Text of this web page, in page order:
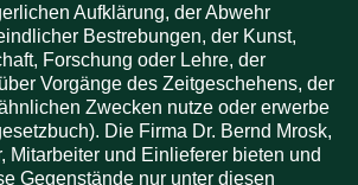
Aufklärung, der Abwehr
Bestrebungen, der Kunst,
Forschung oder Lehre, der
Vorgänge des Zeitgeschehens, der
Zwecken nutze oder erwerbe
Die Firma Dr. Bernd Mrosk,
Mitarbeiter und Einlieferer bieten und
Gegenstände nur unter diesen